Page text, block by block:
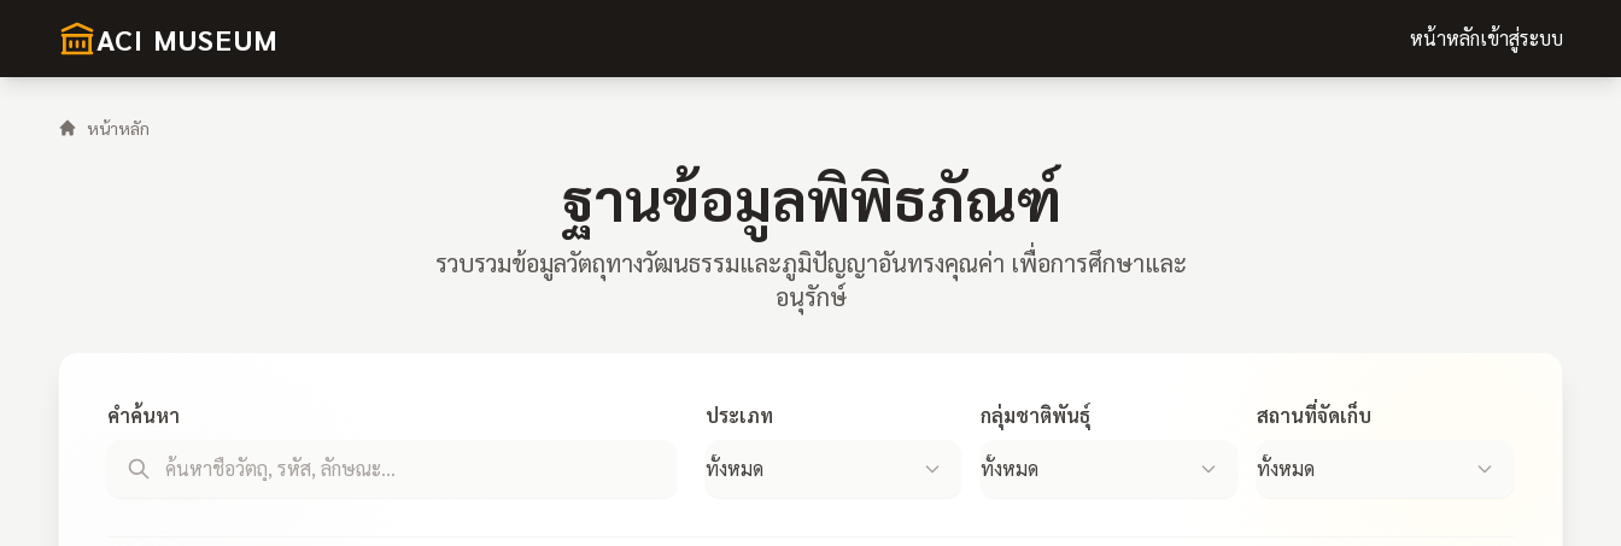
ACI MUSEUM หน้าหลักเข้าสู่ระบบ
หน้าหลัก
ฐานข้อมูลพิพิธภัณฑ์
รวบรวมข้อมูลวัตถุทางวัฒนธรรมและภูมิปัญญาอันทรงคุณค่า เพื่อการศึกษาและ
อนุรักษ์
คำค้นหา ประเภท กลุ่มชาติพันธุ์ สถานที่จัดเก็บ